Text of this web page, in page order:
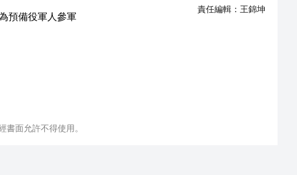
責任編輯： 王錦坤
書面允許不得使用。